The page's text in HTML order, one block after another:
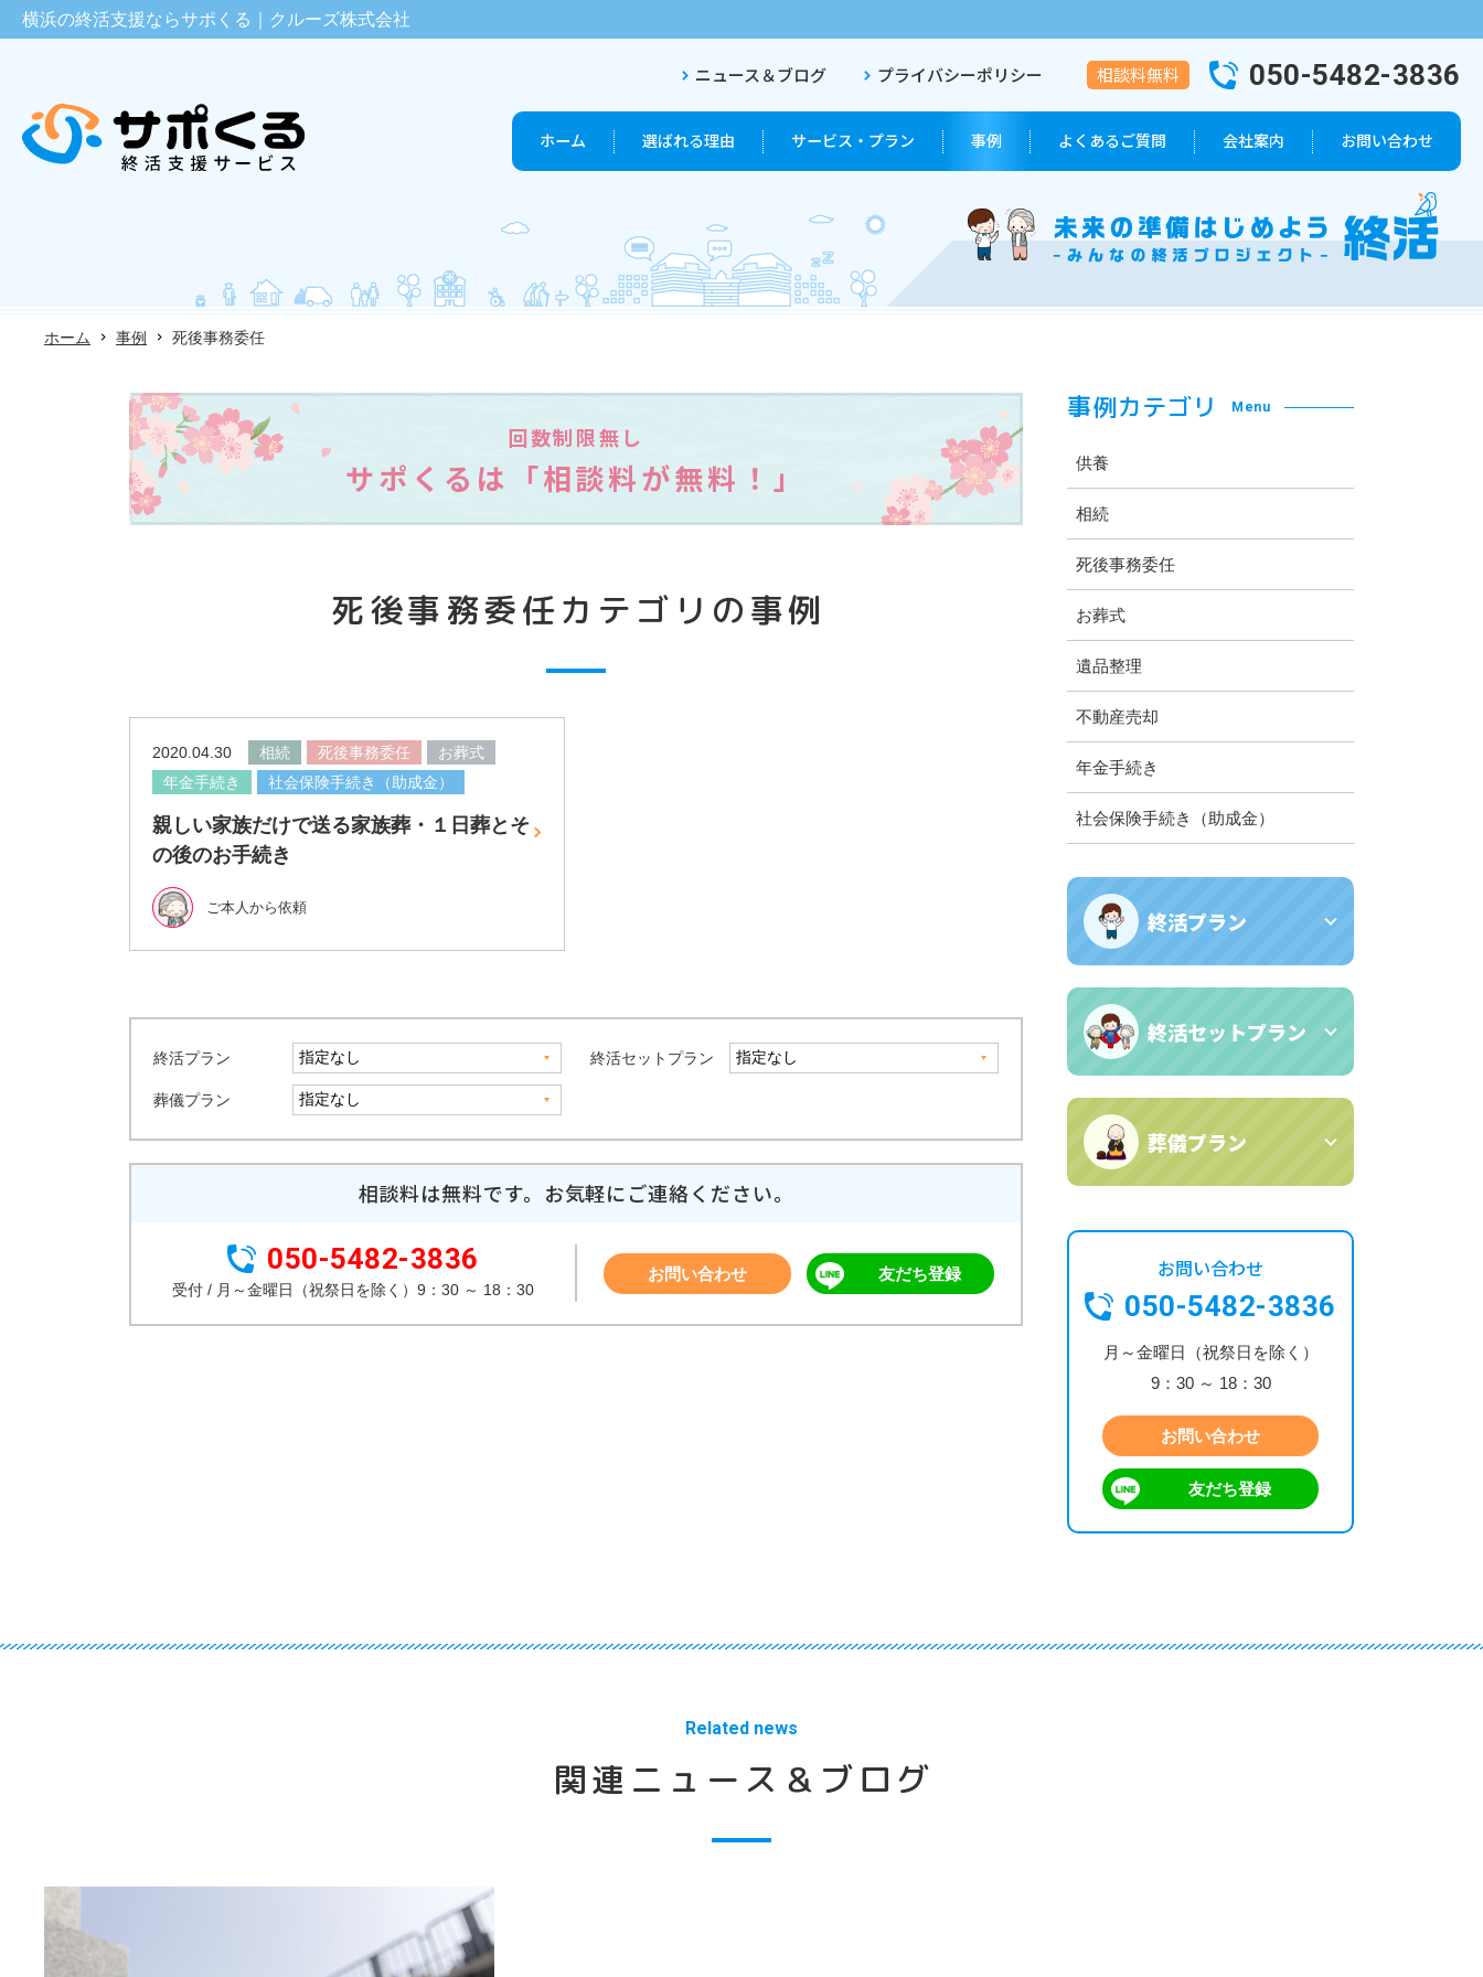
横浜の終活支援ならサポくる｜クルーズ株式会社
ニュース＆ブログ プライバシーポリシー 相談料無料 050-5482-3836
ホーム 選ばれる理由 サービス・プラン
終活プラン 終活セットプラン 葬儀プラン
事例 よくあるご質問 会社案内
会社概要
お問い合わせ
ホーム 事例 死後事務委任
回数制限無し
サポくるは「相談料が無料！」
死後事務委任カテゴリの事例
2020.04.30 相続 死後事務委任
お葬式
年金手続き
社会保険手続き（助成金）
親しい家族だけで送る家族葬・１日葬とそ
の後のお手続き
ご本人から依頼
終活プラン 終活セットプラン
葬儀プラン
相談料は無料です。 お気軽にご連絡ください。
050-5482-3836
受付 / 月～金曜日（祝祭日を除く）9：30 ～ 18：30
お問い合わせ 友だち登録
事例カテゴリ Menu
供養
相続
死後事務委任
お葬式
遺品整理
不動産売却
年金手続き
社会保険手続き（助成金）
終活プラン
終活セットプラン
葬儀プラン
お問い合わせ
050-5482-3836
月～金曜日（祝祭日を除く）
9：30 ～ 18：30
お問い合わせ
友だち登録
Related news
関連ニュース＆ブログ